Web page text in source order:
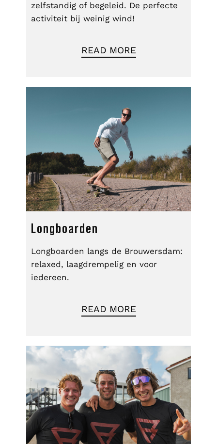
zelfstandig of begeleid. De perfecte
activiteit bij weinig wind!
READ MORE
Longboarden
Longboarden langs de Brouwersdam:
relaxed, laagdrempelig en voor
iedereen.
READ MORE